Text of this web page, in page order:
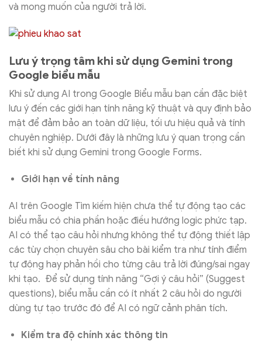
và mong muốn của người trả lời.
Lưu ý trọng tâm khi sử dụng Gemini trong
Google biểu mẫu
Khi sử dụng AI trong Google Biểu mẫu bạn cần đặc biệt
lưu ý đến các giới hạn tính năng kỹ thuật và quy định bảo
mật để đảm bảo an toàn dữ liệu, tối ưu hiệu quả và tính
chuyên nghiệp. Dưới đây là những lưu ý quan trọng cần
biết khi sử dụng Gemini trong Google Forms.
Giới hạn về tính năng
AI trên Google Tìm kiếm hiện chưa thể tự động tạo các
biểu mẫu có chia phần hoặc điều hướng logic phức tạp.
AI có thể tạo câu hỏi nhưng không thể tự động thiết lập
các tùy chọn chuyên sâu cho bài kiểm tra như tính điểm
tự động hay phản hồi cho từng câu trả lời đúng/sai ngay
khi tạo. Để sử dụng tính năng “Gợi ý câu hỏi” (Suggest
questions), biểu mẫu cần có ít nhất 2 câu hỏi do người
dùng tự tạo trước đó để AI có ngữ cảnh phân tích.
Kiểm tra độ chính xác thông tin